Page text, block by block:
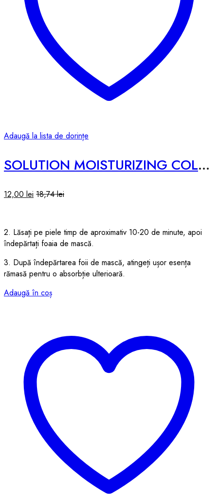
Adaugă la lista de dorințe
SOLUTION MOISTURIZING COLLAGEN SHEET MASK – 25ml
12,00 lei 18,74lei
2. Lăsați pe piele timp de aproximativ 10-20 de minute, apoi
îndepărtați foaia de mască.
3. După îndepărtarea foii de mască, atingeți ușor esența
rămasă pentru o absorbție ulterioară.
Adaugă în coș